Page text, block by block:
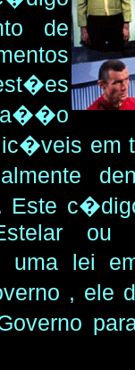
de
em
ou
uma lei
, ele